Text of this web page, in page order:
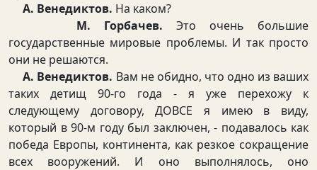
А. Венедиктов. На каком?
М. Горбачев. Это очень большие
государственные мировые проблемы. И так просто
они не решаются.
А. Венедиктов. Вам не обидно, что одно из ваших
таких детищ 90-го года - я уже перехожу к
следующему договору, ДОВСЕ я имею в виду,
который в 90-м году был заключен, - подавалось как
победа Европы, континента, как резкое сокращение
всех вооружений. И оно выполнялось, оно